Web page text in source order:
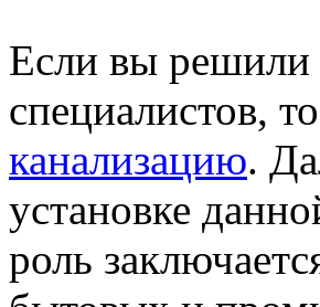
Если вы решили
специалистов,
канализацию.
установке
роль